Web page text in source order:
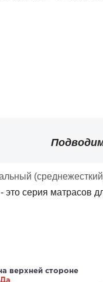
серия матрасов
верхней стороне
Да